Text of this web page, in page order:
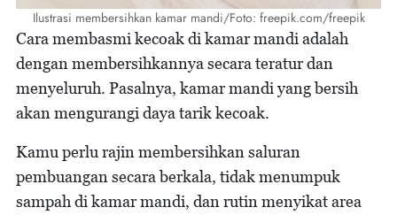
Ilustrasi membersihkan kamar mandi/Foto: freepik.com/freepik
Cara membasmi kecoak di kamar mandi adalah
dengan membersihkannya secara teratur dan
menyeluruh. Pasalnya, kamar mandi yang bersih
akan mengurangi daya tarik kecoak.
Kamu perlu rajin membersihkan saluran
pembuangan secara berkala, tidak menumpuk
sampah di kamar mandi, dan rutin menyikat area